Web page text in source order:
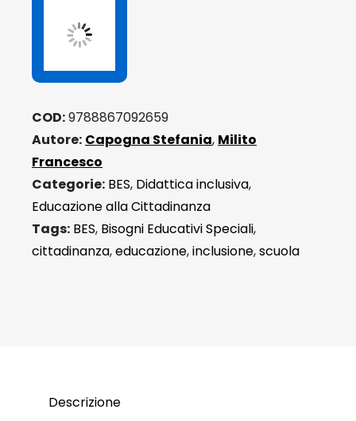
Bisogni
Educativi
quantità
COD:9788867092659
Autore: Capogna Stefania, Milito
Francesco
Categorie: BES, Didattica inclusiva,
Educazione alla Cittadinanza
Tags: BES, Bisogni Educativi Speciali,
cittadinanza,educazione,inclusione,scuola
Descrizione